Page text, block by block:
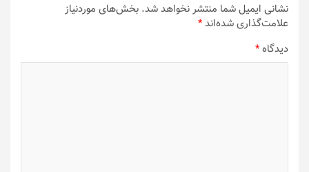
نشانی ایمیل شما منتشر نخواهد شد. بخش‌های موردنیاز
علامت‌گذاری شده‌اند*
دیدگاه*